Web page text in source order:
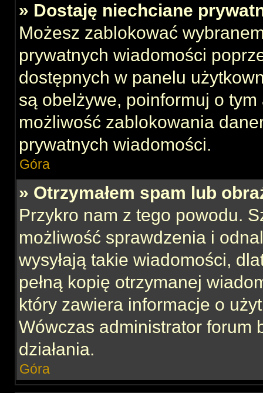
» Dostaję niechciane
Możesz zablokować
prywatnych wiadomości
dostępnych w panelu
są obelżywe, poinformuj o
możliwość zablokowania
prywatnych wiadomości.
Góra
» Otrzymałem spam lub
Przykro nam z tego powodu.
możliwość sprawdzenia i
wysyłają takie wiadomości,
pełną kopię otrzymanej
który zawiera informacje o
Wówczas administrator forum
działania.
Góra